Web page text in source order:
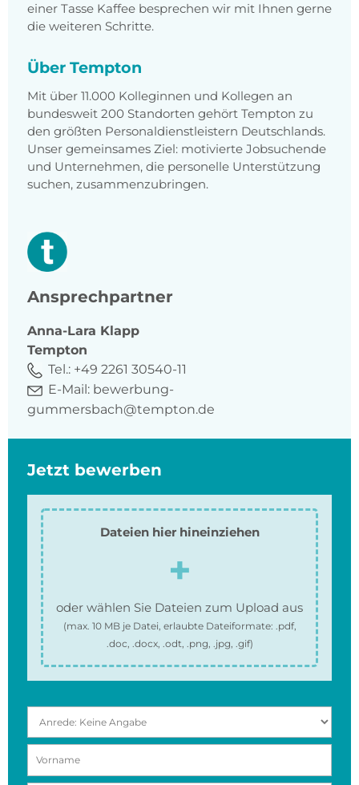
einer Tasse Kaffee besprechen wir mit Ihnen gerne
die weiteren Schritte.
Über Tempton
Mit über 11.000 Kolleginnen und Kollegen an
bundesweit 200 Standorten gehört Tempton zu
den größten Personaldienstleistern Deutschlands.
Unser gemeinsames Ziel: motivierte Jobsuchende
und Unternehmen, die personelle Unterstützung
suchen, zusammenzubringen.
Ansprechpartner
Anna-Lara Klapp
Tempton
Tel.: +49 2261 30540-11
E-Mail: bewerbung-
gummersbach@tempton.de
Jetzt bewerben
Dateien hier hineinziehen
oder wählen Sie Dateien zum Upload aus
(max. 10 MBje Datei, erlaubte Dateiformate: .pdf,
.doc, .docx, .odt, .png, .jpg, .gif)